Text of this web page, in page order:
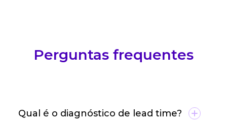
Perguntas frequentes
Qual é o diagnóstico de lead time?